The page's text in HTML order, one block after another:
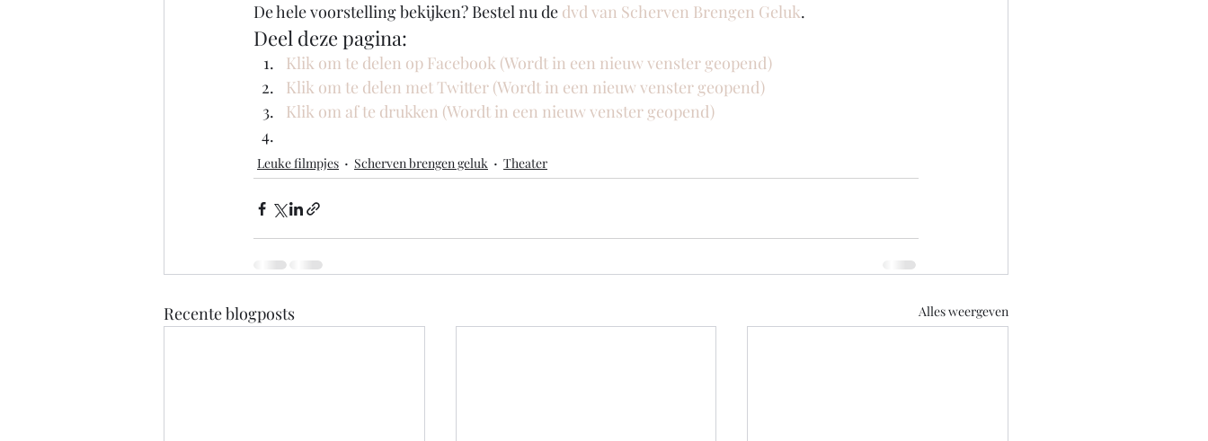
De hele voorstelling bekijken? Bestel nu de dvd van Scherven Brengen Geluk.
Deel deze pagina:
Klik om te delen op Facebook (Wordt in een nieuw venster geopend)
Klik om te delen met Twitter (Wordt in een nieuw venster geopend)
Klik om af te drukken (Wordt in een nieuw venster geopend)
Leuke filmpjes Scherven brengen geluk Theater
Recente blogposts Alles weergeven